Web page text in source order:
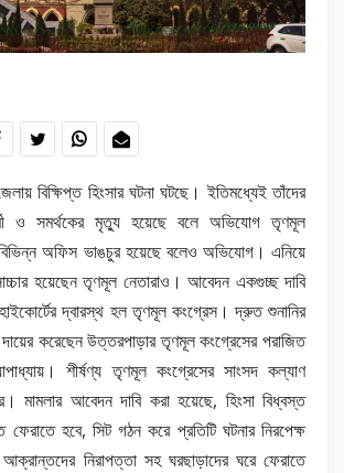
বিক্ষিপ্ত হিংসার ঘটনা ঘটছে। ইতিমধ্যেই তাঁদের
ও সমর্থকের মৃত্যু হয়েছে বলে অভিযোগ তৃণমূল
অফিস ভাঙচুর হয়েছে বলেও অভিযোগ। এনিয়ে
হয়েছেন তৃণমূল নেতারাও। আবেদন একগুচ্ছ দাবি
দ্বারস্থ হল তৃণমূল কংগ্রেস। দ্রুত শুনানির
দায়ের করেছেন উত্তরপাড়ার তৃণমূল কংগ্রেসের পরাজিত
শীর্ষণ্য তৃণমূল কংগ্রেসের সাংসদ কল্যাণ
মামলার আবেদন দাবি করা হয়েছে, হিংসা বিধ্বস্ত
হবে, সিট গঠন করে প্রতিটি ঘটনার নিরপেক্ষ
নিরাপত্তা সহ ঘরছাড়াদের ঘরে ফেরাতে